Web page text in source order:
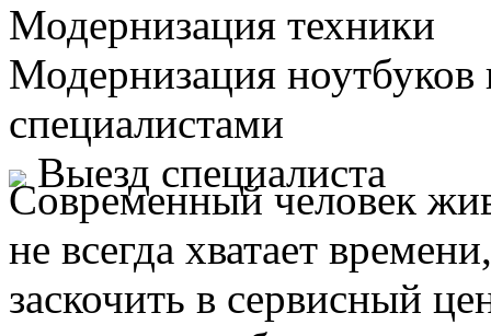
Модернизация техники
Модернизация
специалистами
Выезд специалиста
Современный человек
не всегда хватает
заскочить в сервисный